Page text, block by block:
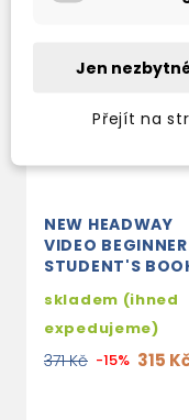
NEW HEADWAY
VIDEO BEGINNER
STUDENT'S
skladem (ihned
expedujeme)
371 Kč -15% 315
Jen
Přejít na